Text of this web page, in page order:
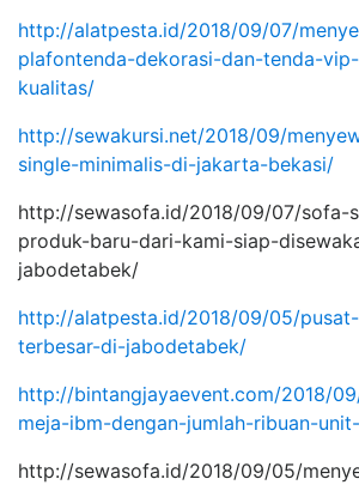
http://alatpesta.id/2018/09/07/
plafontenda-dekorasi-dan-tenda-
kualitas/
http://sewakursi.net/2018/09/
single-minimalis-di-jakarta-bekasi/
http://sewasofa.id/2018/09/07/sofa-
produk-baru-dari-kami-siap-
jabodetabek/
http://alatpesta.id/2018/09/05/
terbesar-di-jabodetabek/
http://bintangjayaevent.com/2018/
meja-ibm-dengan-jumlah-ribuan-
http://sewasofa.id/2018/09/05/